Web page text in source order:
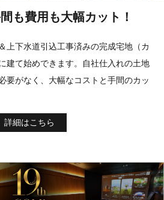
も費用も大幅カット！
上下水道引込工事済みの完成宅地（カ
建て始めできます。自社仕入れの土地
要がなく、大幅なコストと手間のカッ
詳細はこちら